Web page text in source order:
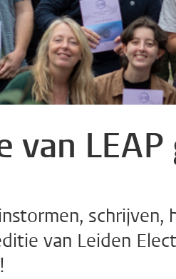
LEAP
schrijven,
van Leiden